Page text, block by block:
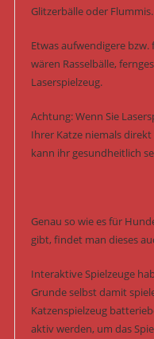
Glitzerbälle oder Flummis.
Etwas aufwendigere
wären Rasselbälle,
Laserspielzeug.
Achtung: Wenn Sie
Ihrer Katze niemals
kann ihr gesundheitlich
Genau so wie es für
gibt, findet man dieses
Interaktive Spielzeuge
Grunde selbst damit
Katzenspielzeug
aktiv werden, um das